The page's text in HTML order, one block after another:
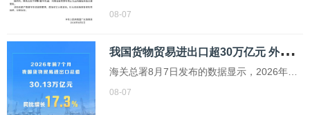
门预测，今年第13号台风“白海豚”将于7日白
近，将影响台湾海峡及周边海域。因此，广
东海事局决定自8月6日18时起，对经过台湾
08-07
我
国货物贸易进出口超30万亿元 外贸增长态势良好
海关总署8月7日发布的数据显示，2026年前
7个月，我国货物贸易进出口保持良好增长态
08-07